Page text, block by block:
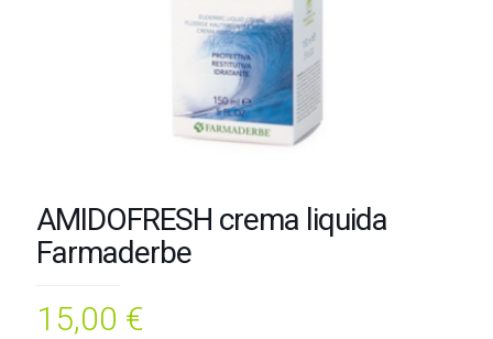
AMIDOFRESH crema liquida
Farmaderbe
15,00 €